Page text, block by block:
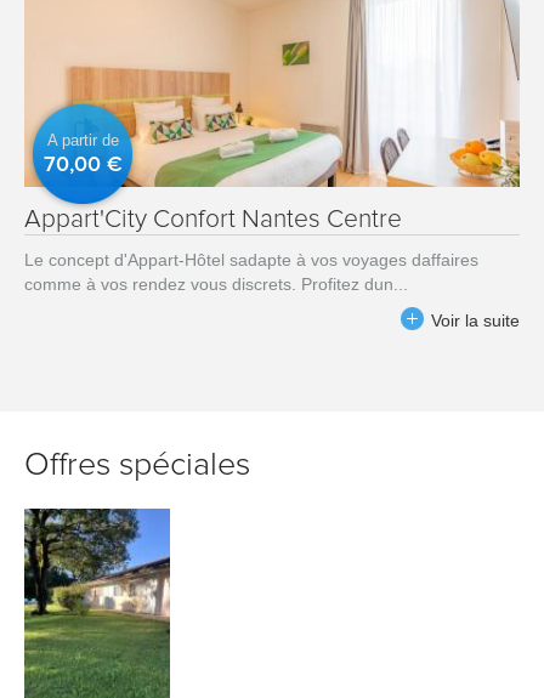
A partir de
70,00 €
Appart'City Confort Nantes Centre
Le concept d'Appart-Hôtel sadapte à vos voyages daffaires
comme à vos rendez vous discrets. Profitez dun...
Voir la suite
Offres spéciales